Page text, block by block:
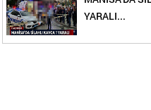
YARALI...